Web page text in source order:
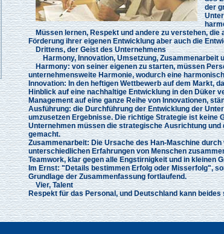
der
Müssen lernen, Respekt und andere zu verstehen, die
Förderung ihrer eigenen Entwicklung aber auch die
Drittens, der Geist des Unternehmens
Harmony, Innovation, Umsetzung, Zusammenarbeit
Harmony: von seiner eigenen zu starten, müssen
unternehmensweite Harmonie, wodurch eine
Innovation: In den heftigen Wettbewerb auf dem Markt,
Hinblick auf eine nachhaltige Entwicklung in den Düker
Management auf eine ganze Reihe von Innovationen,
Ausführung: die Durchführung der Entwicklung der
umzusetzen Ergebnisse.Die richtige Strategie ist keine
Unternehmen müssen die strategische Ausrichtung
gemacht.
Zusammenarbeit: Die Ursache des Han-Maschine
unterschiedlichen Erfahrungen von Menschen
Teamwork, klar gegen alle Engstirnigkeit und in kleinen
Im Ernst: "Details bestimmen Erfolg oder Misserfolg",
Grundlage der Zusammenfassung fortlaufend.
Vier, Talent
Respekt für das Personal, und Deutschland kann beides